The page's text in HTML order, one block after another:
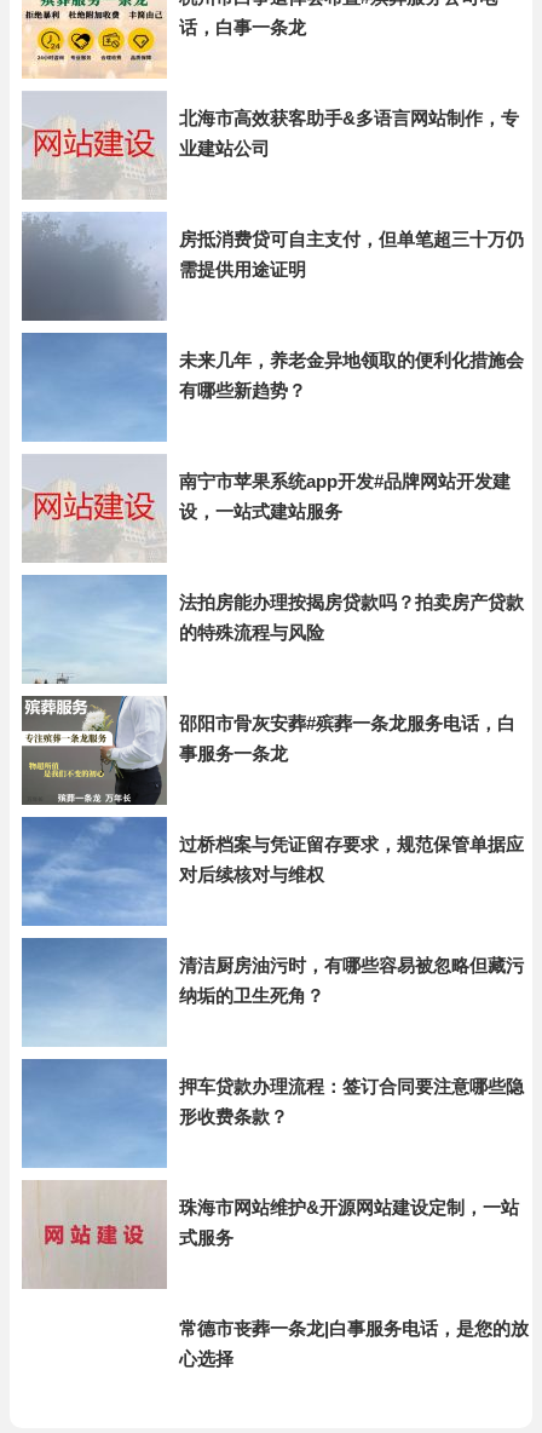
话，白事一条龙
北海市高效获客助手&多语言网站制作，专
业建站公司
房抵消费贷可自主支付，但单笔超三十万仍
需提供用途证明
未来几年，养老金异地领取的便利化措施会
有哪些新趋势？
南宁市苹果系统app开发#品牌网站开发建
设，一站式建站服务
法拍房能办理按揭房贷款吗？拍卖房产贷款
的特殊流程与风险
邵阳市骨灰安葬#殡葬一条龙服务电话，白
事服务一条龙
过桥档案与凭证留存要求，规范保管单据应
对后续核对与维权
清洁厨房油污时，有哪些容易被忽略但藏污
纳垢的卫生死角？
押车贷款办理流程：签订合同要注意哪些隐
形收费条款？
珠海市网站维护&开源网站建设定制，一站
式服务
常德市丧葬一条龙|白事服务电话，是您的放
心选择